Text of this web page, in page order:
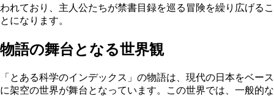
われており、主人公たちが禁書目録を巡る冒険を繰り広げるこ
とになります。
物語の舞台となる世界観
「とある科学のインデックス」の物語は、現代の日本をベース
に架空の世界が舞台となっています。この世界では、一般的な